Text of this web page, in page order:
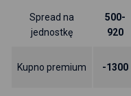
Spread na
jednostkę
500-
920
Kupno premium -1300